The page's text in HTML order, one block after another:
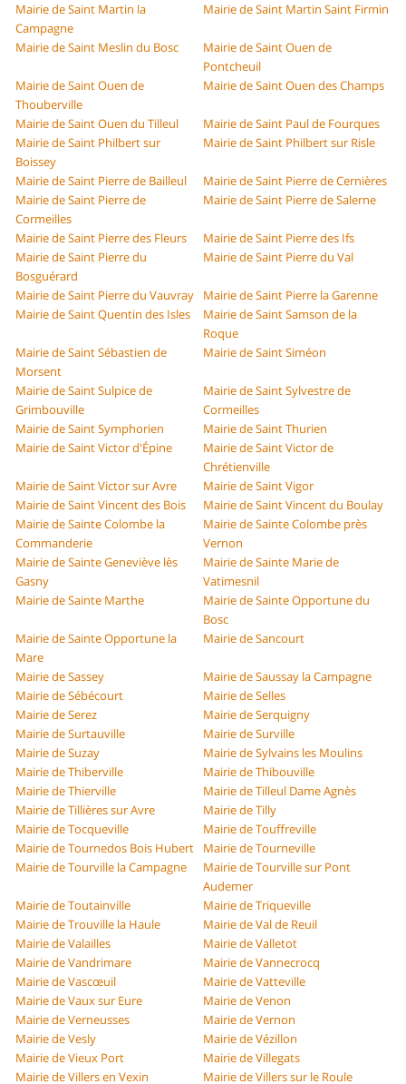
Mairie de Saint Martin la
Campagne
Mairie de Saint Martin Saint Firmin
Mairie de Saint Meslin du Bosc
Mairie de Saint Ouen de
Pontcheuil
Mairie de Saint Ouen de
Thouberville
Mairie de Saint Ouen des Champs
Mairie de Saint Ouen du Tilleul
Mairie de Saint Paul de Fourques
Mairie de Saint Philbert sur
Boissey
Mairie de Saint Philbert sur Risle
Mairie de Saint Pierre de Bailleul
Mairie de Saint Pierre de Cernières
Mairie de Saint Pierre de
Cormeilles
Mairie de Saint Pierre de Salerne
Mairie de Saint Pierre des Fleurs
Mairie de Saint Pierre des Ifs
Mairie de Saint Pierre du
Bosguérard
Mairie de Saint Pierre du Val
Mairie de Saint Pierre du Vauvray
Mairie de Saint Pierre la Garenne
Mairie de Saint Quentin des Isles
Mairie de Saint Samson de la
Roque
Mairie de Saint Sébastien de
Morsent
Mairie de Saint Siméon
Mairie de Saint Sulpice de
Grimbouville
Mairie de Saint Sylvestre de
Cormeilles
Mairie de Saint Symphorien
Mairie de Saint Thurien
Mairie de Saint Victor d'Épine
Mairie de Saint Victor de
Chrétienville
Mairie de Saint Victor sur Avre
Mairie de Saint Vigor
Mairie de Saint Vincent des Bois
Mairie de Saint Vincent du Boulay
Mairie de Sainte Colombe la
Commanderie
Mairie de Sainte Colombe près
Vernon
Mairie de Sainte Geneviève lès
Gasny
Mairie de Sainte Marie de
Vatimesnil
Mairie de Sainte Marthe
Mairie de Sainte Opportune du
Bosc
Mairie de Sainte Opportune la
Mare
Mairie de Sancourt
Mairie de Sassey
Mairie de Saussay la Campagne
Mairie de Sébécourt
Mairie de Selles
Mairie de Serez
Mairie de Serquigny
Mairie de Surtauville
Mairie de Surville
Mairie de Suzay
Mairie de Sylvains les Moulins
Mairie de Thiberville
Mairie de Thibouville
Mairie de Thierville
Mairie de Tilleul Dame Agnès
Mairie de Tillières sur Avre
Mairie de Tilly
Mairie de Tocqueville
Mairie de Touffreville
Mairie de Tournedos Bois Hubert
Mairie de Tourneville
Mairie de Tourville la Campagne
Mairie de Tourville sur Pont
Audemer
Mairie de Toutainville
Mairie de Triqueville
Mairie de Trouville la Haule
Mairie de Val de Reuil
Mairie de Valailles
Mairie de Valletot
Mairie de Vandrimare
Mairie de Vannecrocq
Mairie de Vascœuil
Mairie de Vatteville
Mairie de Vaux sur Eure
Mairie de Venon
Mairie de Verneusses
Mairie de Vernon
Mairie de Vesly
Mairie de Vézillon
Mairie de Vieux Port
Mairie de Villegats
Mairie de Villers en Vexin
Mairie de Villers sur le Roule